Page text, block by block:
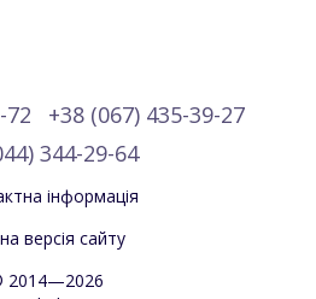
72
+38 (067) 435-39-27
344-29-64
інформація
версія сайту
2014—2026